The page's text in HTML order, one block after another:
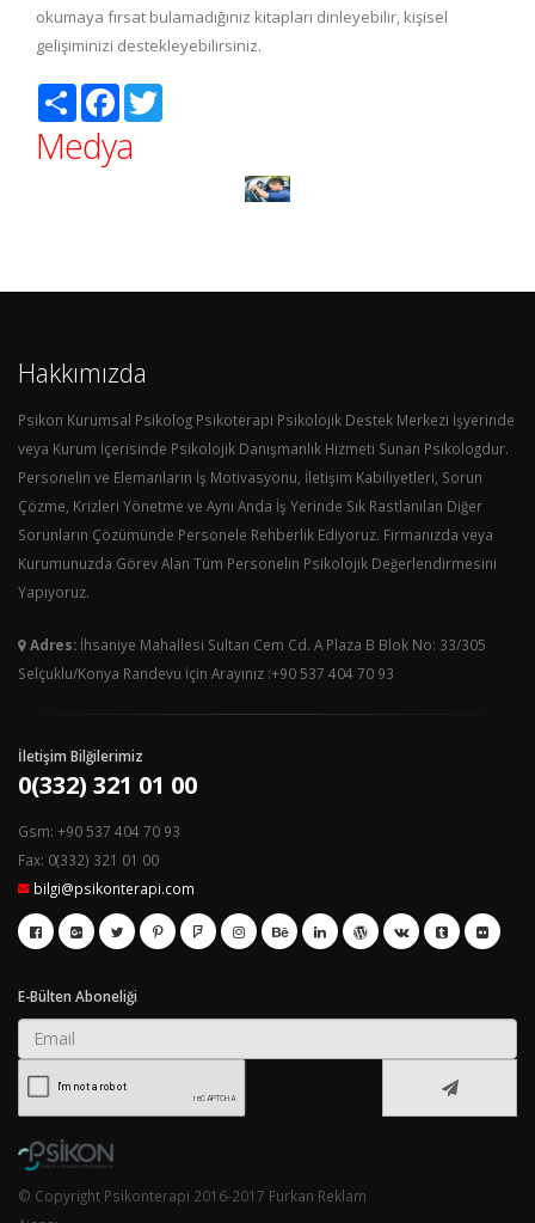
okumaya fırsat bulamadığınız kitapları dinleyebilir, kişisel
gelişiminizi destekleyebilirsiniz.
Paylaş Facebook
Medya
Hakkımızda
Psikon Kurumsal Psikolog Psikoterapi Psikolojik Destek Merkezi İşyerinde
veya Kurum İçerisinde Psikolojik Danışmanlık Hizmeti Sunan Psikologdur.
Personelin ve Elemanların İş Motivasyonu, İletişim Kabiliyetleri, Sorun
Çözme, Krizleri Yönetme ve Aynı Anda İş Yerinde Sık Rastlanılan Diğer
Sorunların Çözümünde Personele Rehberlik Ediyoruz. Firmanızda veya
Kurumunuzda Görev Alan Tüm Personelin Psikolojik Değerlendirmesini
Yapıyoruz.
Adres: İhsaniye Mahallesi Sultan Cem Cd. A Plaza B Blok No: 33/305
Selçuklu/Konya Randevu İçin Arayınız :+90 537 404 70 93
İletişim Bilğilerimiz
0(332) 321 01 00
Gsm: +90 537 404 70 93
Fax: 0(332) 321 01 00
bilgi@psikonterapi.com
E-Bülten Aboneliği
© Copyright Psikonterapi 2016-2017 Furkan Reklam